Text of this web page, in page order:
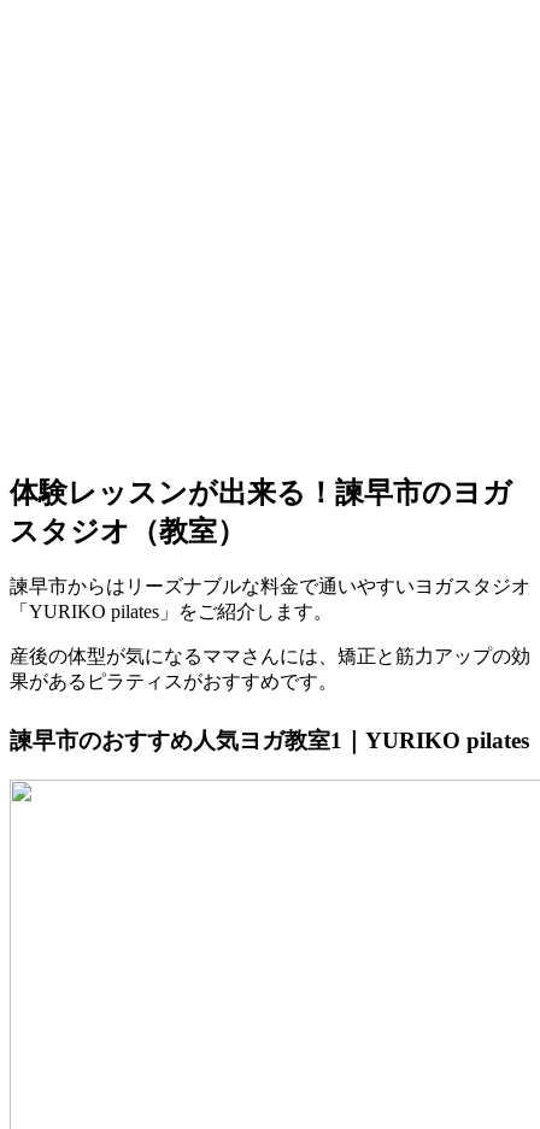
体験レッスンが出来る！諫早市のヨガ
スタジオ（教室）
諫早市からはリーズナブルな料金で通いやすいヨガスタジオ
「YURIKO pilates」をご紹介します。
産後の体型が気になるママさんには、矯正と筋力アップの効
果があるピラティスがおすすめです。
諫早市のおすすめ人気ヨガ教室1｜YURIKO pilates